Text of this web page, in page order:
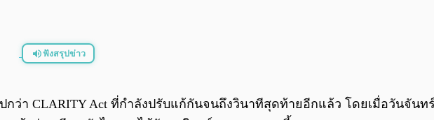
ฟังสรุปข่าว
ว่า CLARITY Act ที่กำลังปรับแก้กันจนถึงวินาทีสุดท้ายอีกแล้ว โดยเมื่อวันจัน